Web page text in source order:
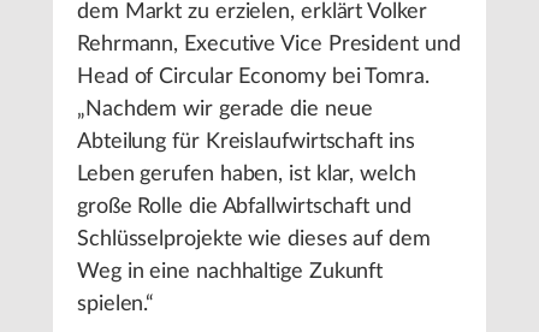
dem Markt zu erzielen, erklärt Volker
Rehrmann, Executive Vice President und
Head of Circular Economy bei Tomra.
„Nachdem wir gerade die neue
Abteilung für Kreislaufwirtschaft ins
Leben gerufen haben, ist klar, welch
große Rolle die Abfallwirtschaft und
Schlüsselprojekte wie dieses auf dem
Weg in eine nachhaltige Zukunft
spielen.“